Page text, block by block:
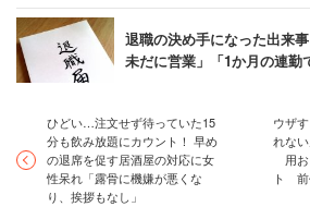
退職の決め手になった出来
未だに営業」「1か月の連勤
ひどい…注文せず待っていた15
分も飲み放題にカウント！ 早め
の退席を促す居酒屋の対応に女
性呆れ「露骨に機嫌が悪くな
り、挨拶もなし」
ウザ
れな
用
ト 前